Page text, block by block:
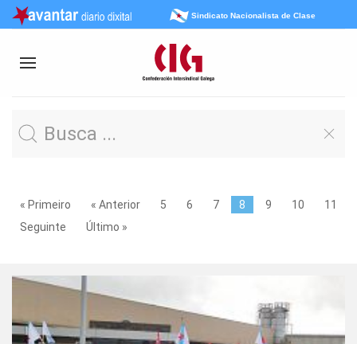
Sindicato Nacionalista de Clase
« Primeiro « Anterior 5 6 7 8 9 10
11
Seguinte
Último »